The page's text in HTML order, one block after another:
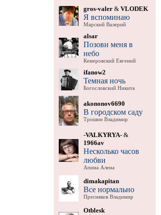
gros-valer& VLODEK
Я вспоминаю
Марский Валерий
alsar
Позови меня в
небо
Кемеровский Евгений
ifanow2
Темная ночь
Богословский Никита
akononov6690
В городском саду
Трошин Владимир
-VALKYRYA-&
1966av
Несколько часов
любви
Апина Алена
dimakapitan
Все нормально
Пресняков Владимир
Otblesk